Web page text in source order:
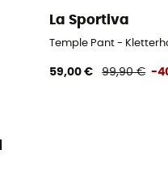
La Sportiva
Temple Pant -
59,00 € 99,90 € -